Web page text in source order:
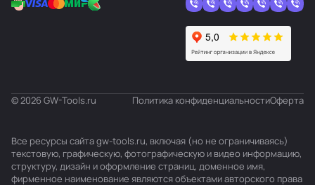
© 2026 GW-Tools.ru Политика конфиденциальностиОферта
Все ресурсы сайта gw-tools.ru, включая (но не ограничиваясь)
текстовую, графическую, фотографическую и видео информацию,
структуру, дизайн и оформление страниц, доменное имя,
фирменное наименование являются объектами авторского права